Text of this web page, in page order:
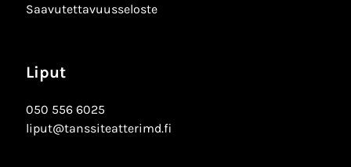
Saavutettavuusseloste
Liput
050 556 6025
liput@tanssiteatterimd.fi